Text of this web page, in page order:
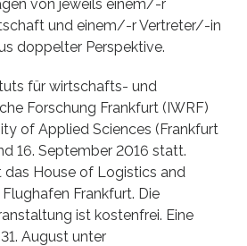
von jeweils einem/-r
und einem/-r Vertreter/-in
doppelter Perspektive.
für wirtschafts- und
Forschung Frankfurt (IWRF)
of Applied Sciences (Frankfurt
16. September 2016 statt.
House of Logistics and
Frankfurt. Die
ist kostenfrei. Eine
August unter